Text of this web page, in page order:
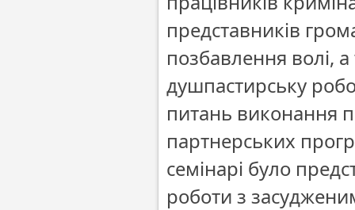
представників
позбавлення волі,
душпастирську
питань виконання
партнерських
семінарі було
роботи з